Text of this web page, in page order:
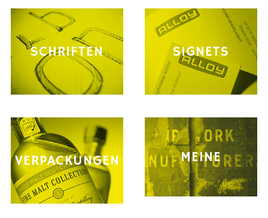
SCHRIFTEN SIGNETS
VERPACKUNGEN MEINE